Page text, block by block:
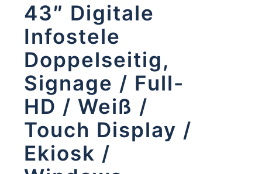
43″ Digitale
Infostele
Doppelseitig,
Signage / Full-
HD / Weiß /
Touch Display /
Ekiosk /